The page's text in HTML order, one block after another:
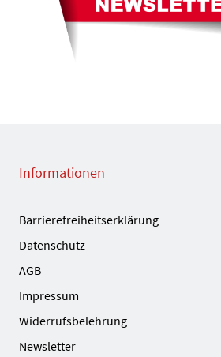
Informationen
Barrierefreiheitserklärung
Datenschutz
AGB
Impressum
Widerrufsbelehrung
Newsletter